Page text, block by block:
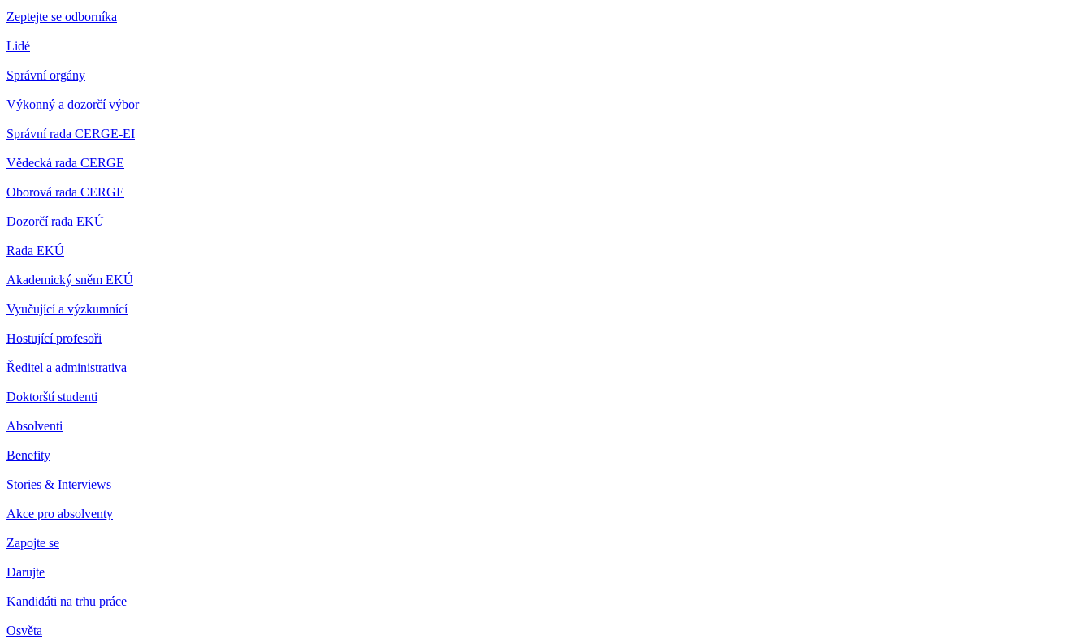
Zeptejte se odborníka
Lidé
Správní orgány
Výkonný a dozorčí výbor
Správní rada CERGE-EI
Vědecká rada CERGE
Oborová rada CERGE
Dozorčí rada EKÚ
Rada EKÚ
Akademický sněm EKÚ
Vyučující a výzkumnící
Hostující profesoři
Ředitel a administrativa
Doktorští studenti
Absolventi
Benefity
Stories & Interviews
Akce pro absolventy
Zapojte se
Darujte
Kandidáti na trhu práce
Osvěta